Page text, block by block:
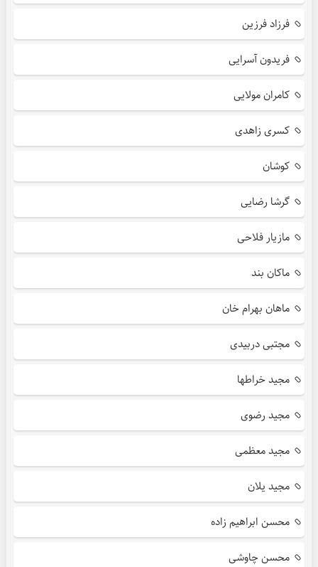
فرزاد فرزین
فریدون آسرایی
کامران مولایی
کسری زاهدی
کوشان
گرشا رضایی
مازیار فلاحی
ماکان بند
ماهان بهرام خان
مجتبی دربیدی
مجید خراطها
مجید رضوی
مجید معظمی
مجید یلان
محسن ابراهیم زاده
محسن چاوشی